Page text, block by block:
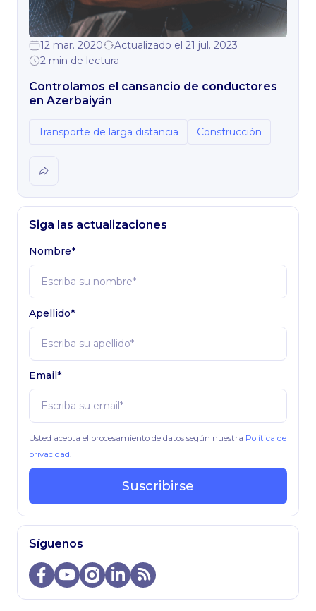
Siga las actualizaciones
Nombre*
Apellido*
Email*
Usted acepta el procesamiento de datos según nuestra Política de
privacidad
Suscribirse
Síguenos
12 mar. 2020
Actualizado el 21 jul. 2023
2 min de lectura
Controlamos el cansancio de conductores
en Azerbaiyán
Transporte de larga distancia Construcción